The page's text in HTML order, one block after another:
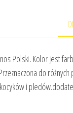
Polski. Kolor jest
do
i